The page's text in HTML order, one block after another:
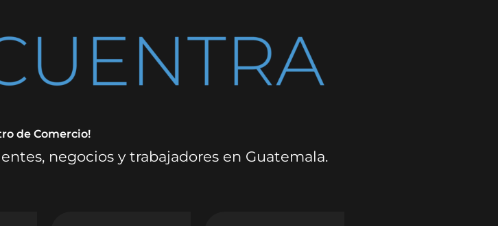
de Comercio!
negocios y trabajadores en Guatemala.